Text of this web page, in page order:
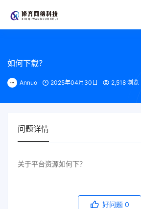
如何下载？
Annuo 2025年04月30日 2,518 浏览
问题详情
关于平台资源如何下？
好问题 0